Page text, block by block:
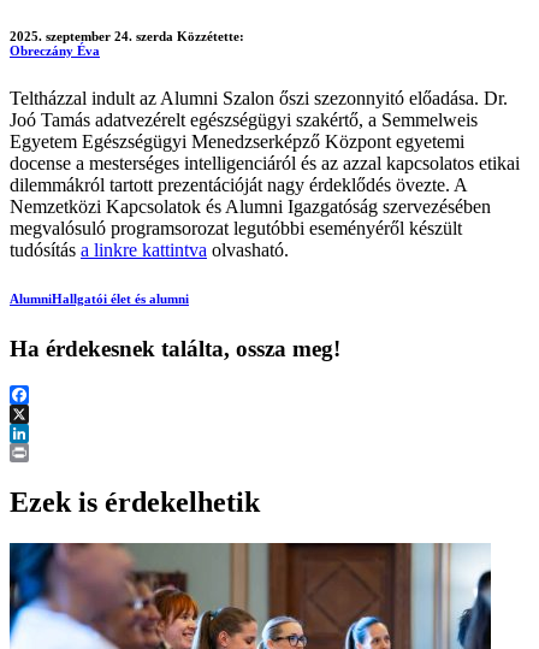
2025. szeptember 24. szerda Közzétette:
Obreczány Éva
Teltházzal indult az Alumni Szalon őszi szezonnyitó előadása. Dr.
Joó Tamás adatvezérelt egészségügyi szakértő, a Semmelweis
Egyetem Egészségügyi Menedzserképző Központ egyetemi
docense a mesterséges intelligenciáról és az azzal kapcsolatos etikai
dilemmákról tartott prezentációját nagy érdeklődés övezte. A
Nemzetközi Kapcsolatok és Alumni Igazgatóság szervezésében
megvalósuló programsorozat legutóbbi eseményéről készült
tudósítás a linkre kattintva olvasható.
AlumniHallgatói élet és alumni
Ha érdekesnek találta, ossza meg!
Facebook
X
LinkedIn
Ezek is érdekelhetik